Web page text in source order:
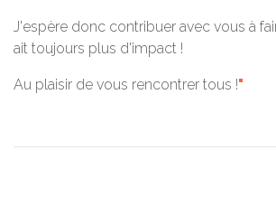
J'espère donc contribuer avec vous à
ait toujours plus d'impact !
Au plaisir de vous rencontrer tous !"